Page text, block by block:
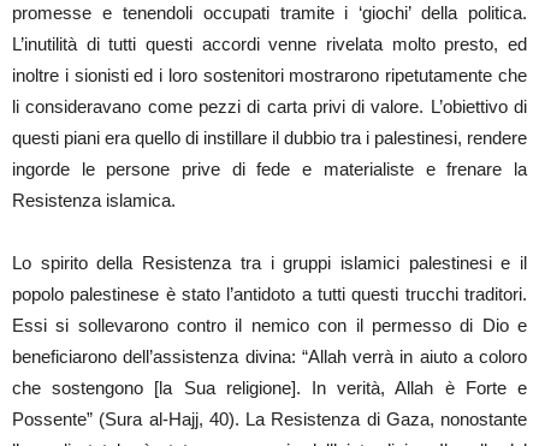
promesse e tenendoli occupati tramite i ‘giochi’ della politica.
L’inutilità di tutti questi accordi venne rivelata molto presto, ed
inoltre i sionisti ed i loro sostenitori mostrarono ripetutamente che
li consideravano come pezzi di carta privi di valore. L’obiettivo di
questi piani era quello di instillare il dubbio tra i palestinesi, rendere
ingorde le persone prive di fede e materialiste e frenare la
Resistenza islamica.
Lo spirito della Resistenza tra i gruppi islamici palestinesi e il
popolo palestinese è stato l’antidoto a tutti questi trucchi traditori.
Essi si sollevarono contro il nemico con il permesso di Dio e
beneficiarono dell’assistenza divina: “Allah verrà in aiuto a coloro
che sostengono [la Sua religione]. In verità, Allah è Forte e
Possente” (Sura al-Hajj, 40). La Resistenza di Gaza, nonostante